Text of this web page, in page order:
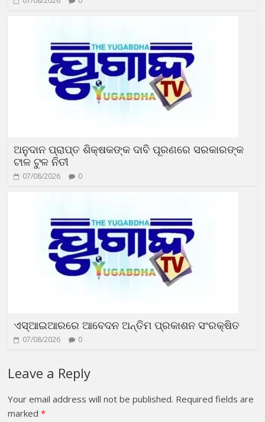
ଅନୁଦାନ ପ୍ରାପ୍ତ ଶିକ୍ଷକଙ୍କ ଦାବି ପୂରଣରେ ସରକାରଙ୍କ
ଟାଳ ଟୁଳ ନିତୀ
07/08/2026 0
ଏସ୍‌ଆଇଆରରେ ଆବେଦନ ଅନ୍ତିମ ପ୍ରକାଶନ ସଂରକ୍ଷିତ
07/08/2026 0
Leave a Reply
Your email address will not be published. Required fields are
marked*